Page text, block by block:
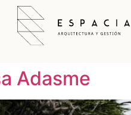
Adasme